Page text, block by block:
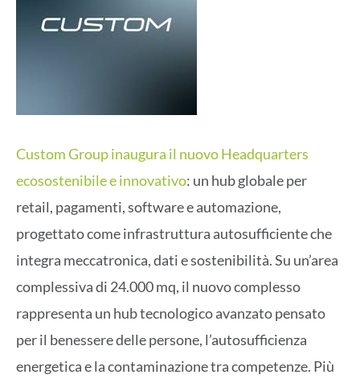
Custom Group inaugura il nuovo Headquarters
ecosostenibile e innovativo: un hub globale per
retail, pagamenti, software e automazione,
progettato come infrastruttura autosufficiente che
integra meccatronica, dati e sostenibilità. Su un’area
complessiva di 24.000 mq, il nuovo complesso
rappresenta un hub tecnologico avanzato pensato
per il benessere delle persone, l’autosufficienza
energetica e la contaminazione tra competenze. Più